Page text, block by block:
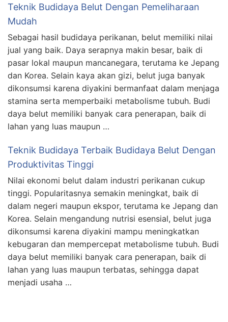
Teknik Budidaya Belut Dengan Pemeliharaan
Mudah
Sebagai hasil budidaya perikanan, belut memiliki nilai
jual yang baik. Daya serapnya makin besar, baik di
pasar lokal maupun mancanegara, terutama ke Jepang
dan Korea. Selain kaya akan gizi, belut juga banyak
dikonsumsi karena diyakini bermanfaat dalam menjaga
stamina serta memperbaiki metabolisme tubuh. Budi
daya belut memiliki banyak cara penerapan, baik di
lahan yang luas maupun …
Teknik Budidaya Terbaik Budidaya Belut Dengan
Produktivitas Tinggi
Nilai ekonomi belut dalam industri perikanan cukup
tinggi. Popularitasnya semakin meningkat, baik di
dalam negeri maupun ekspor, terutama ke Jepang dan
Korea. Selain mengandung nutrisi esensial, belut juga
dikonsumsi karena diyakini mampu meningkatkan
kebugaran dan mempercepat metabolisme tubuh. Budi
daya belut memiliki banyak cara penerapan, baik di
lahan yang luas maupun terbatas, sehingga dapat
menjadi usaha …